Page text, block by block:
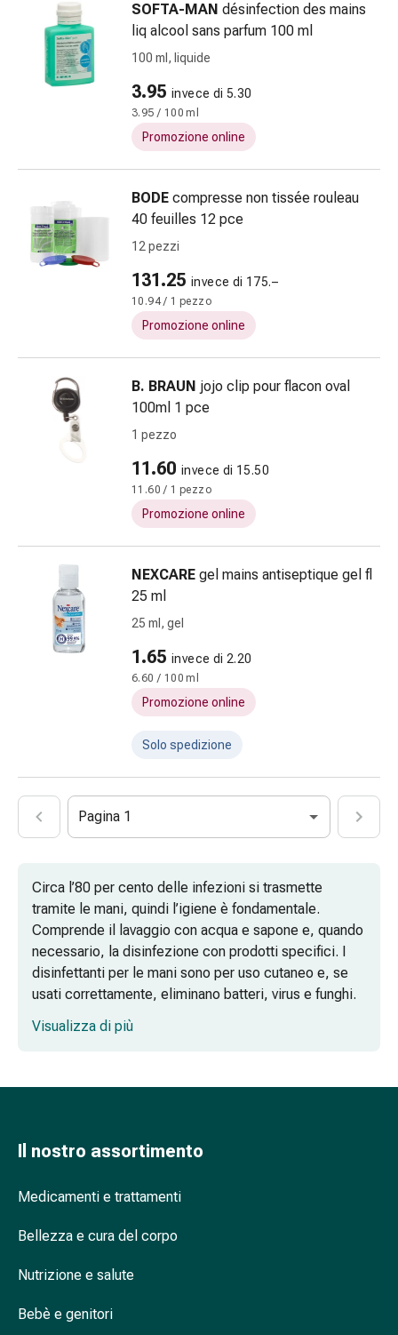
vescica
e
prostata
Disturbi
urinari
Prostata
Disturbi
ai
vescica
Dolore
di
testa
Antidolorifici
Dolori
muscolari
articolari
Trattamento
dolore
Terapia
freddo
Terapia
calore
Nervosismo
Tranquillanti
del
sonno
Russamento
Vie
respiratorie
Preparati
nasali
Infezione
Osteoporosi
e
Protezione
zanzare
zecche
SOFTA-MAN désinfection des mains
liq alcool sans parfum 100 ml
100 ml, liquide
3.95 invece di 5.30
3.95 / 100 ml
Promozione online
BODE compresse non tissée rouleau
40 feuilles 12 pce
12 pezzi
131.25 invece di 175.–
10.94 / 1 pezzo
Promozione online
B. BRAUN jojo clip pour flacon oval
100ml 1 pce
1 pezzo
11.60 invece di 15.50
11.60 / 1 pezzo
Promozione online
NEXCARE gel mains antiseptique gel fl
25 ml
25 ml, gel
1.65 invece di 2.20
6.60 / 100 ml
Promozione online
Solo spedizione
Pagina 1
Circa l’80 per cento delle infezioni si trasmette
tramite le mani, quindi l’igiene è fondamentale.
Comprende il lavaggio con acqua e sapone e, quando
necessario, la disinfezione con prodotti specifici. I
disinfettanti per le mani sono per uso cutaneo e, se
usati correttamente, eliminano batteri, virus e funghi.
prima del contatto con i pazienti
dopo il contatto con l’ambiente circostante dei
oltre al lavaggio?
Quanta quantità di disinfettante devo
Visualizza di più
Il nostro assortimento
Medicamenti e trattamenti
Bellezza e cura del corpo
Nutrizione e salute
Bebè e genitori